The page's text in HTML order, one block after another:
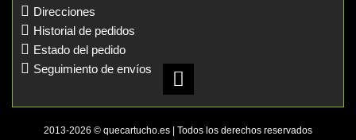
Direcciones
Historial de pedidos
Estado del pedido
Seguimiento de envíos
2013-2026 © quecartucho.es | Todos los derechos reservados